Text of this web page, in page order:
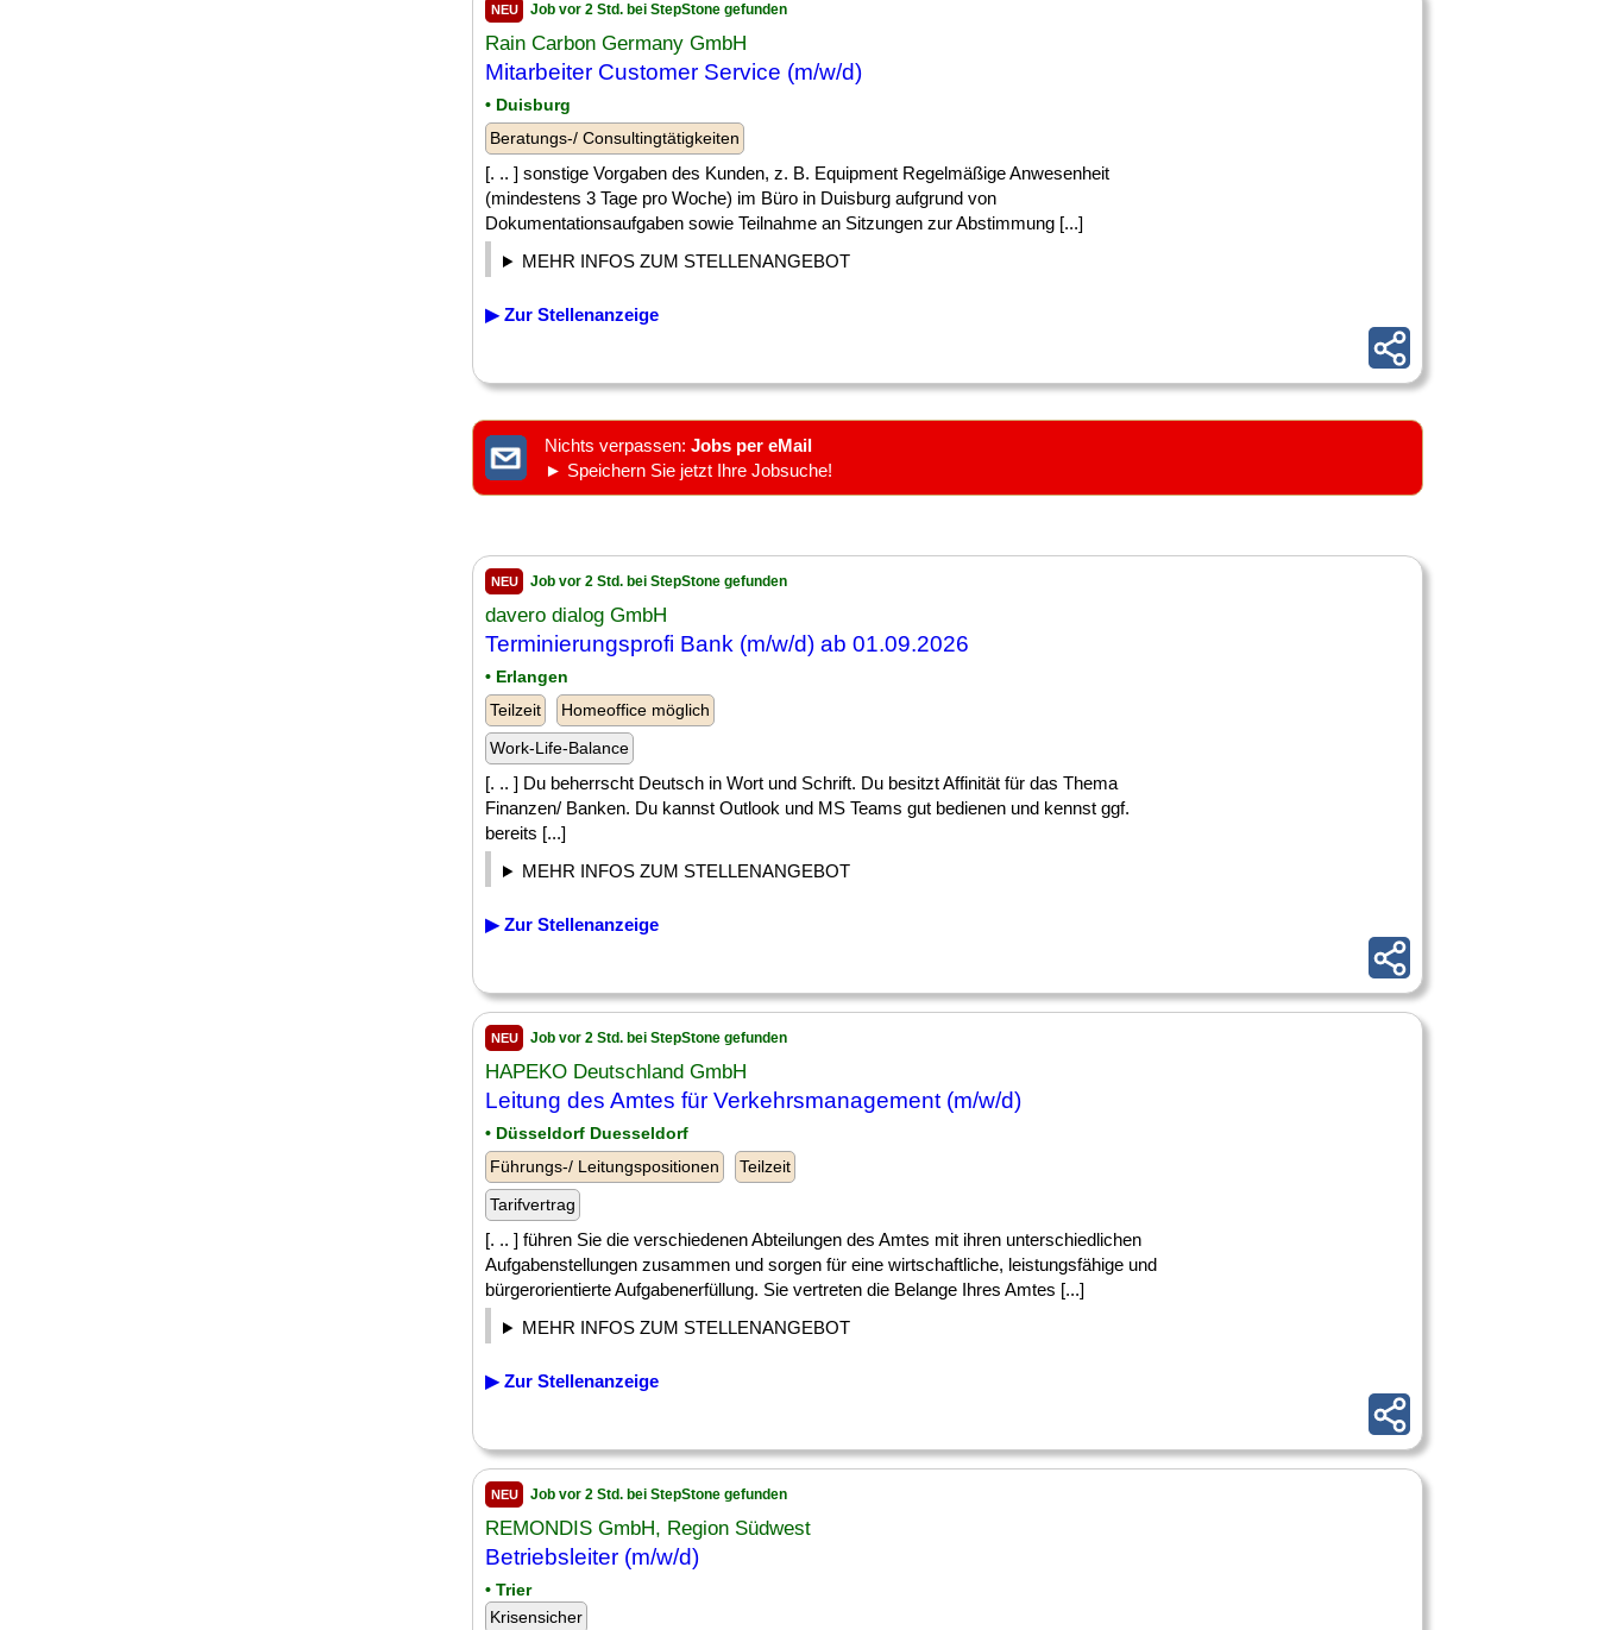
NEU Job vor 2 Std. bei StepStone gefunden
Rain Carbon Germany GmbH
Mitarbeiter Customer Service (m/w/d)
• Duisburg
Beratungs-/ Consultingtätigkeiten
[. .. ] sonstige Vorgaben des Kunden, z. B. Equipment Regelmäßige Anwesenheit
(mindestens 3 Tage pro Woche) im Büro in Duisburg aufgrund von
Dokumentationsaufgaben sowie Teilnahme an Sitzungen zur Abstimmung [...]
MEHR INFOS ZUM STELLENANGEBOT
▶ Zur Stellenanzeige
Nichts verpassen: Jobs per eMail
► Speichern Sie jetzt Ihre Jobsuche!
NEU Job vor 2 Std. bei StepStone gefunden
davero dialog GmbH
Terminierungsprofi Bank (m/w/d) ab 01.09.2026
• Erlangen
Teilzeit
Homeoffice möglich
Work-Life-Balance
[. .. ] Du beherrscht Deutsch in Wort und Schrift. Du besitzt Affinität für das Thema
Finanzen/ Banken. Du kannst Outlook und MS Teams gut bedienen und kennst ggf.
bereits [...]
MEHR INFOS ZUM STELLENANGEBOT
▶ Zur Stellenanzeige
NEU Job vor 2 Std. bei StepStone gefunden
HAPEKO Deutschland GmbH
Leitung des Amtes für Verkehrsmanagement (m/w/d)
• Düsseldorf Duesseldorf
Führungs-/ Leitungspositionen
Teilzeit
Tarifvertrag
[. .. ] führen Sie die verschiedenen Abteilungen des Amtes mit ihren unterschiedlichen
Aufgabenstellungen zusammen und sorgen für eine wirtschaftliche, leistungsfähige und
bürgerorientierte Aufgabenerfüllung. Sie vertreten die Belange Ihres Amtes [...]
MEHR INFOS ZUM STELLENANGEBOT
▶ Zur Stellenanzeige
NEU Job vor 2 Std. bei StepStone gefunden
REMONDIS GmbH, Region Südwest
Betriebsleiter (m/w/d)
• Trier
Krisensicher